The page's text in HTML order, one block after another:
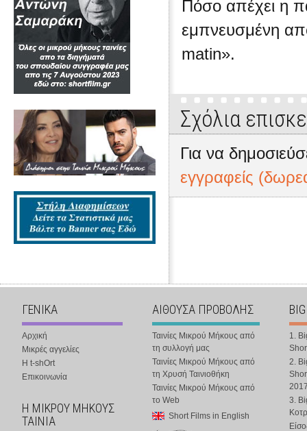
Πόσο απέχει η
εμπνευσμένη
matin».
Σχόλια
Για να
εγγραφείς
ΓΕΝΙΚΑ
Αρχική
Μικρές αγγελίες
Η t-shOrt
Επικοινωνία
Η ΜΙΚΡΟΥ ΜΗΚΟΥΣ
ΤΑΙΝΙΑ
ΑΙΘΟΥΣΑ ΠΡΟΒΟΛΗΣ
Ταινίες Μικρού Μήκους από
τη συλλογή μας
Ταινίες Μικρού Μήκους από
τη Χρυσή Ταινιοθήκη
Ταινίες Μικρού Μήκους από
το Web
Short Films in English
1.
2.
3.